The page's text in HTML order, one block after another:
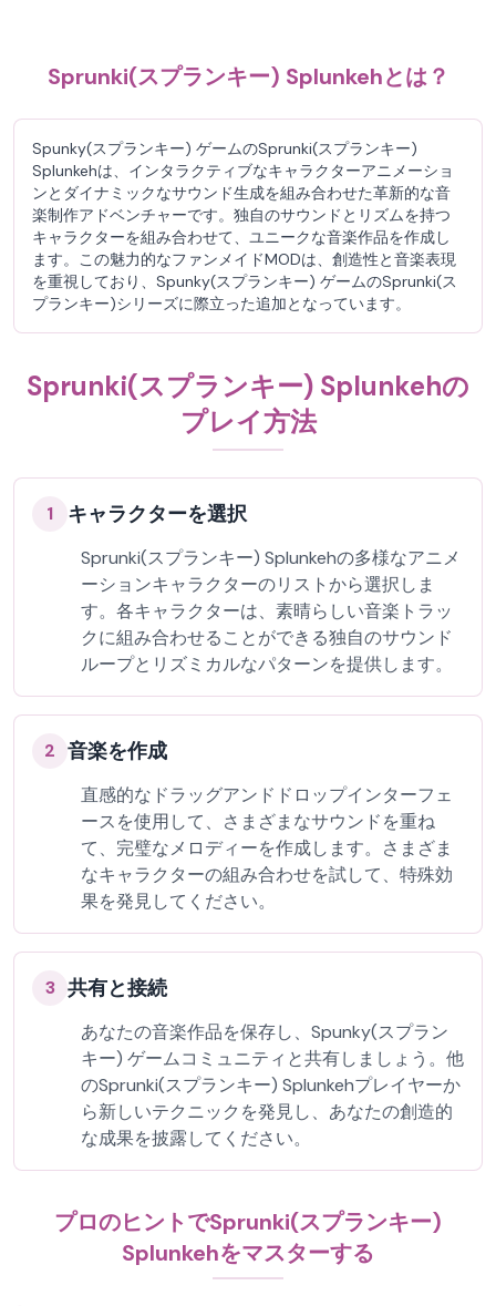
Sprunki(スプランキー) Splunkehとは？
Spunky(スプランキー) ゲームのSprunki(スプランキー)
Splunkehは、インタラクティブなキャラクターアニメーショ
ンとダイナミックなサウンド生成を組み合わせた革新的な音
楽制作アドベンチャーです。独自のサウンドとリズムを持つ
キャラクターを組み合わせて、ユニークな音楽作品を作成し
ます。この魅力的なファンメイドMODは、創造性と音楽表現
を重視しており、Spunky(スプランキー) ゲームのSprunki(ス
プランキー)シリーズに際立った追加となっています。
Sprunki(スプランキー) Splunkehの
プレイ方法
1 キャラクターを選択
Sprunki(スプランキー) Splunkehの多様なアニメ
ーションキャラクターのリストから選択しま
す。各キャラクターは、素晴らしい音楽トラッ
クに組み合わせることができる独自のサウンド
ループとリズミカルなパターンを提供します。
2 音楽を作成
直感的なドラッグアンドドロップインターフェ
ースを使用して、さまざまなサウンドを重ね
て、完璧なメロディーを作成します。さまざま
なキャラクターの組み合わせを試して、特殊効
果を発見してください。
3 共有と接続
あなたの音楽作品を保存し、Spunky(スプラン
キー) ゲームコミュニティと共有しましょう。他
のSprunki(スプランキー) Splunkehプレイヤーか
ら新しいテクニックを発見し、あなたの創造的
な成果を披露してください。
プロのヒントでSprunki(スプランキー)
Splunkehをマスターする